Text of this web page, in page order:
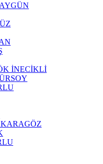
İNECİKLİ
KARAGÖZ